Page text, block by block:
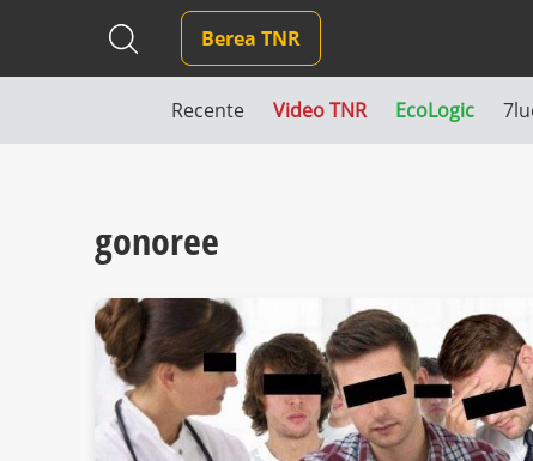
Berea TNR
Recente Video TNR EcoLogic
gonoree